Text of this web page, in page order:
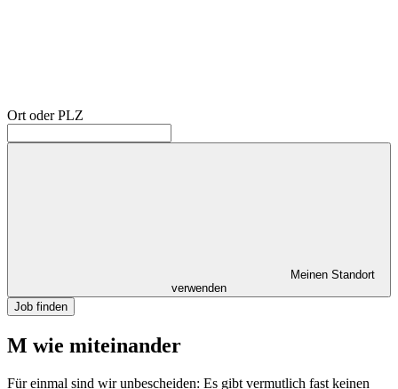
Ort oder PLZ
Meinen Standort
verwenden
Job finden
M wie miteinander
Für einmal sind wir unbescheiden: Es gibt vermutlich fast keinen